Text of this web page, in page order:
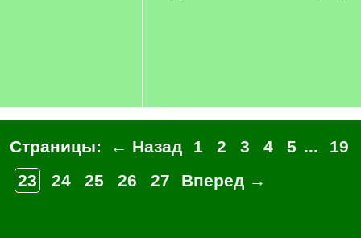
Страницы: ← Назад 1 2 3 4 5 ...
19
23
24 25 26 27 Вперед →